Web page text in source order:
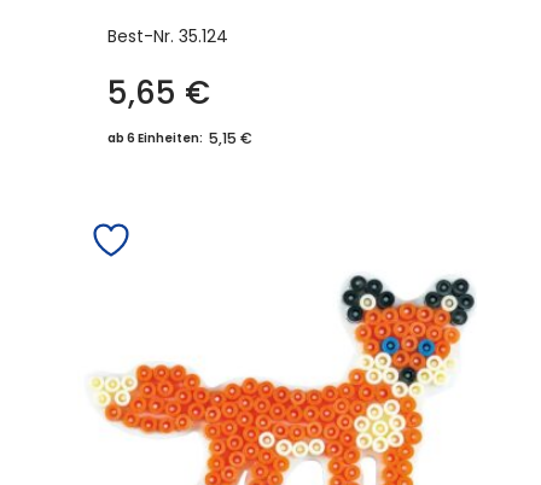
Best-Nr. 35.124
5,65 €
ab 6 Einheiten: 5,15 €
Optionen
können
auf
der
Produktseite